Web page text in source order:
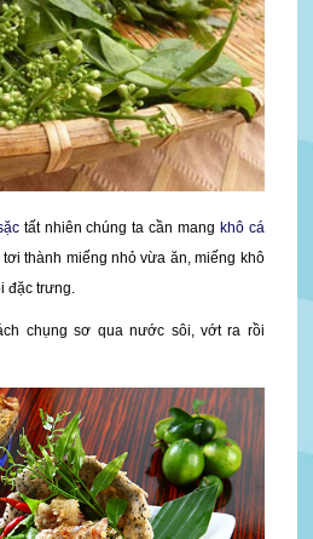
tất nhiên chúng ta cần mang khô cá
thành miếng nhỏ vừa ăn, miếng khô
đặc trưng.
chụng sơ qua nước sôi, vớt ra rồi